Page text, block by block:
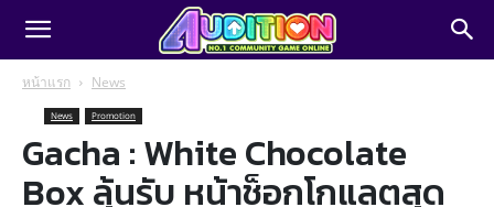
หน้าแรก News
News Promotion
Gacha : White Chocolate
Box ลุ้นรับ หน้าช็อกโกแลตสุด